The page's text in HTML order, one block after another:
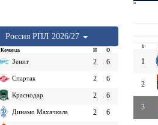
Россия РПЛ 2026/27
Команда И О
Зенит 2
6
Спартак 2
6
Краснодар 2
6
Динамо Махачкала 2
6
''
#
1
2
3